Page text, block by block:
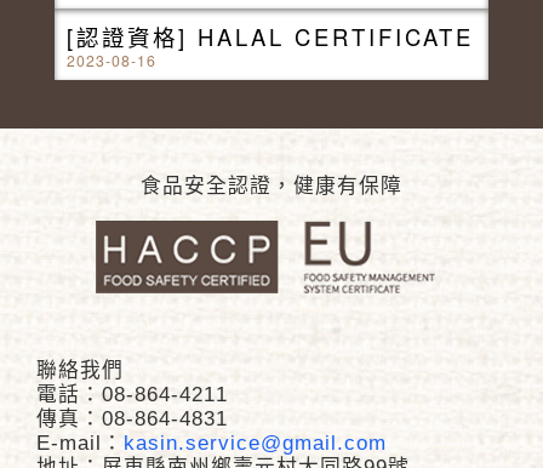
[認證資格] HALAL CERTIFICATE
2023-08-16
食品安全認證，健康有保障
聯絡我們
電話：08-864-4211
傳真：08-864-4831
E-mail： kasin.service@gmail.com